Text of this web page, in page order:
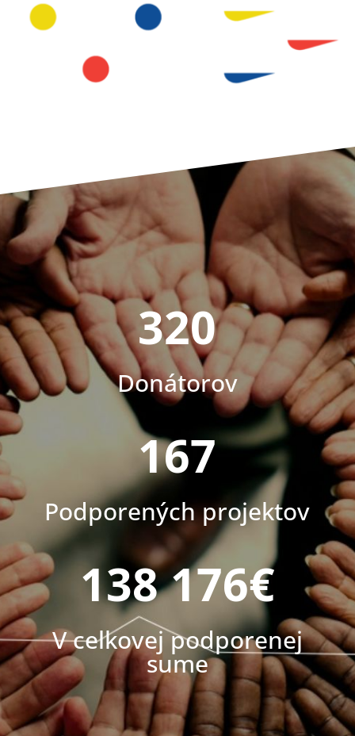
320
Donátorov
167
Podporených projektov
138 176€
V celkovej podporenej
sume